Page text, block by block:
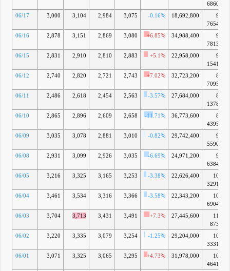
6860億
06/17
3,000 3,104 2,984 3,075 -0.16% 18,692,800
9兆
7654億
06/16
2,878 3,151 2,869 3,080 +6.85% 34,988,400
9兆
7813億
06/15
2,831 2,910 2,810 2,883 +5.1% 22,958,000
9兆
1541億
06/12
2,740 2,820 2,721 2,743 +7.02% 32,723,200
8兆
7095億
06/11
2,486 2,618 2,454 2,563 -3.57% 27,684,000
8兆
1378億
06/10
2,865 2,896 2,609 2,658 -11.71% 36,773,600
8兆
4395億
06/09
3,035 3,078 2,881 3,010 -0.82% 29,742,400
9兆
5590億
06/08
2,931 3,099 2,926 3,035 -6.69% 24,971,200
9兆
6384億
06/05
3,216 3,325 3,165 3,253 -3.38% 22,626,400
10兆
3291億
06/04
3,461 3,534 3,316 3,366 -3.58% 22,343,200
10兆
6904億
06/03
3,704 3,713 3,431 3,491 +7.3% 27,445,600
11兆
873億
06/02
3,220 3,335 3,079 3,254 -1.25% 29,204,000
10兆
3331億
06/01
3,071 3,325 3,065 3,295 +4.73% 31,978,000
10兆
4641億